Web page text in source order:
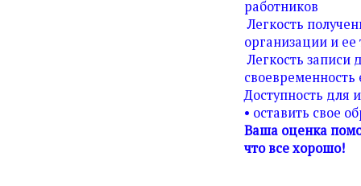
работников
Легкость
организации и ее
Легкость записи
своевременность
Доступность для
• оставить свое
Ваша оценка
что все хорошо!